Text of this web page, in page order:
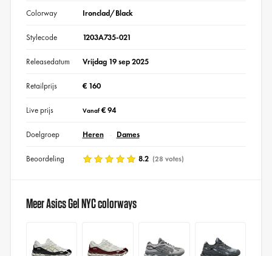
Colorway Ironclad/Black
Stylecode 1203A735-021
Releasedatum Vrijdag 19 sep 2025
Retailprijs € 160
Live prijs Vanaf€ 94
Doelgroep Heren Dames
Beoordeling 8.2 (28 votes)
Meer Asics Gel NYC colorways